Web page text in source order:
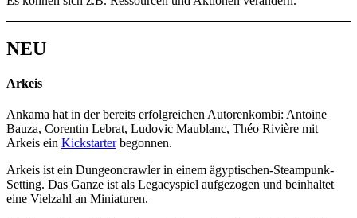
NEU
Arkeis
Ankama hat in der bereits erfolgreichen Autorenkombi: Antoine
Bauza, Corentin Lebrat, Ludovic Maublanc, Théo Rivière mit
Arkeis ein Kickstarterbegonnen.
Arkeis ist ein Dungeoncrawler in einem ägyptischen-Steampunk-
Setting. Das Ganze ist als Legacyspiel aufgezogen und beinhaltet
eine Vielzahl an Miniaturen.